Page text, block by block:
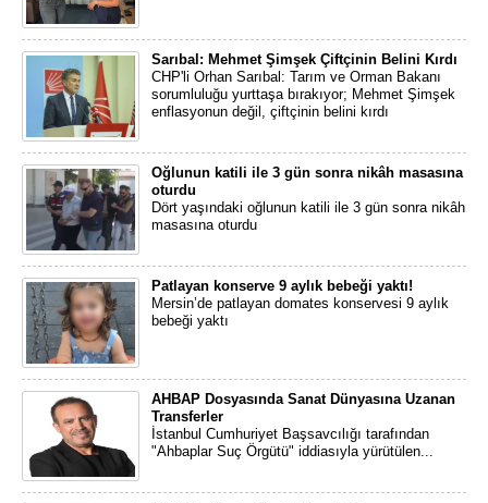
Sarıbal: Mehmet Şimşek Çiftçinin Belini Kırdı
CHP'li Orhan Sarıbal: Tarım ve Orman Bakanı
sorumluluğu yurttaşa bırakıyor; Mehmet Şimşek
enflasyonun değil, çiftçinin belini kırdı
Oğlunun katili ile 3 gün sonra nikâh masasına
oturdu
Dört yaşındaki oğlunun katili ile 3 gün sonra nikâh
masasına oturdu
Patlayan konserve 9 aylık bebeği yaktı!
Mersin’de patlayan domates konservesi 9 aylık
bebeği yaktı
AHBAP Dosyasında Sanat Dünyasına Uzanan
Transferler
İstanbul Cumhuriyet Başsavcılığı tarafından
"Ahbaplar Suç Örgütü" iddiasıyla yürütülen...